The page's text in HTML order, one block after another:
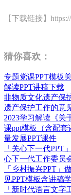
【下载链接】
猜你喜欢：
专题党课PPT模板
解读PPT讲稿下载
非物质文化遗产保
遗产保护工作的意
2023学习解读《关
课ppt模板（含配
量发展PPT课件
「关心下一代PPT
心下一代工作委员
「乡村振兴PPT」
见PPT模板含讲稿
「新时代语言文